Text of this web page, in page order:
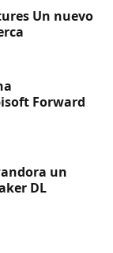
Un nuevo
Forward
un
DL